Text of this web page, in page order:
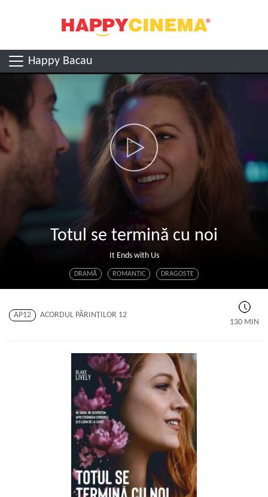
Happy Bacau
Totul se termină cu noi
It Ends with Us
DRAMĂ ROMANTIC DRAGOSTE
AP12
ACORDUL PĂRINŢILOR 12
130 MIN